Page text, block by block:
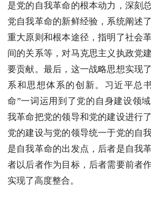
是党的自我革命的根本动力，深刻
党自我革命的新鲜经验，系统阐述
重大原则和根本途径，指明了社会
间的关系等，对马克思主义执政党
要贡献。最后，这一战略思想实现
系和思想体系的创新。习近平总
命”一词运用到了党的自身建设领
我革命把党的领导和党的建设进行
党的建设与党的领导统一于党的自
是自我革命的出发点，后者是自我
者以后者作为目标，后者需要前者
实现了高度整合。